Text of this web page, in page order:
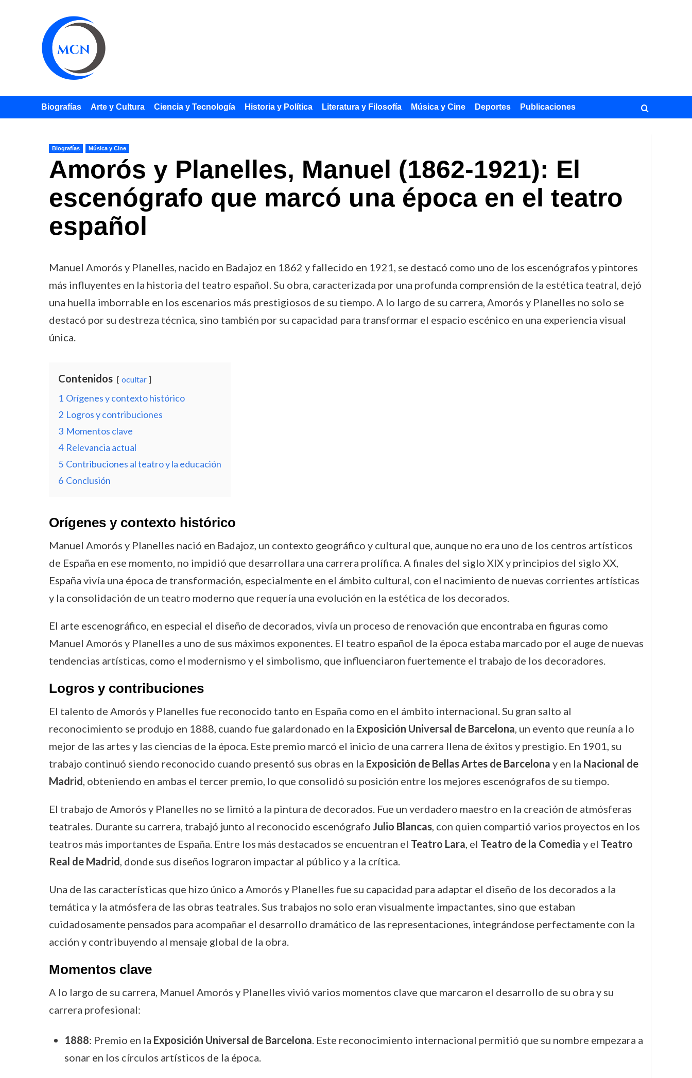
Biografías Arte y Cultura Ciencia y Tecnología Historia y Política Literatura y Filosofía Música y Cine Deportes Publicaciones
Biografías Música y Cine
Amorós y Planelles, Manuel (1862-1921): El
escenógrafo que marcó una época en el teatro
español
Manuel Amorós y Planelles, nacido en Badajoz en 1862 y fallecido en 1921, se destacó como uno de los escenógrafos y pintores
más influyentes en la historia del teatro español. Su obra, caracterizada por una profunda comprensión de la estética teatral, dejó
una huella imborrable en los escenarios más prestigiosos de su tiempo. A lo largo de su carrera, Amorós y Planelles no solo se
destacó por su destreza técnica, sino también por su capacidad para transformar el espacio escénico en una experiencia visual
única.
Contenidos ocultar
1 Orígenes y contexto histórico
2 Logros y contribuciones
3 Momentos clave
4 Relevancia actual
5 Contribuciones al teatro y la educación
6 Conclusión
Orígenes y contexto histórico
Manuel Amorós y Planelles nació en Badajoz, un contexto geográfico y cultural que, aunque no era uno de los centros artísticos
de España en ese momento, no impidió que desarrollara una carrera prolífica. A finales del siglo XIX y principios del siglo XX,
España vivía una época de transformación, especialmente en el ámbito cultural, con el nacimiento de nuevas corrientes artísticas
y la consolidación de un teatro moderno que requería una evolución en la estética de los decorados.
El arte escenográfico, en especial el diseño de decorados, vivía un proceso de renovación que encontraba en figuras como
Manuel Amorós y Planelles a uno de sus máximos exponentes. El teatro español de la época estaba marcado por el auge de nuevas
tendencias artísticas, como el modernismo y el simbolismo, que influenciaron fuertemente el trabajo de los decoradores.
Logros y contribuciones
El talento de Amorós y Planelles fue reconocido tanto en España como en el ámbito internacional. Su gran salto al
reconocimiento se produjo en 1888, cuando fue galardonado en la Exposición Universal de Barcelona, un evento que reunía a lo
mejor de las artes y las ciencias de la época. Este premio marcó el inicio de una carrera llena de éxitos y prestigio. En 1901, su
trabajo continuó siendo reconocido cuando presentó sus obras en la Exposición de Bellas Artes de Barcelona y en la Nacional de
Madrid, obteniendo en ambas el tercer premio, lo que consolidó su posición entre los mejores escenógrafos de su tiempo.
El trabajo de Amorós y Planelles no se limitó a la pintura de decorados. Fue un verdadero maestro en la creación de atmósferas
teatrales. Durante su carrera, trabajó junto al reconocido escenógrafo Julio Blancas, con quien compartió varios proyectos en los
teatros más importantes de España. Entre los más destacados se encuentran el Teatro Lara, el Teatro de la Comedia y el Teatro
Real de Madrid, donde sus diseños lograron impactar al público y a la crítica.
Una de las características que hizo único a Amorós y Planelles fue su capacidad para adaptar el diseño de los decorados a la
temática y la atmósfera de las obras teatrales. Sus trabajos no solo eran visualmente impactantes, sino que estaban
cuidadosamente pensados para acompañar el desarrollo dramático de las representaciones, integrándose perfectamente con la
acción y contribuyendo al mensaje global de la obra.
Momentos clave
A lo largo de su carrera, Manuel Amorós y Planelles vivió varios momentos clave que marcaron el desarrollo de su obra y su
carrera profesional:
1888: Premio en la Exposición Universal de Barcelona. Este reconocimiento internacional permitió que su nombre empezara a
sonar en los círculos artísticos de la época.